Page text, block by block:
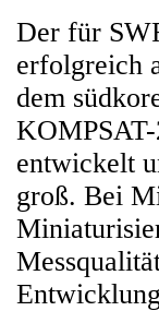
Der für
erfolgreich
dem
entwickelt
groß. Bei